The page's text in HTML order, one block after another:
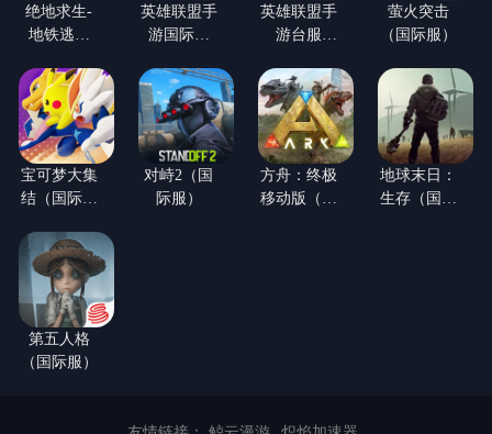
绝地求生-
地铁逃生
联动】(国
际服)
英雄联盟手
游国际服
游）
英雄联盟手
游台服
游）
萤火突击
（国际服）
宝可梦大集
结（国际体
对峙2（国
际服）
方舟：终极
移动版（国
地球末日：
生存（国际
第五人格
（国际服）